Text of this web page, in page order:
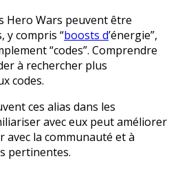
Hero Wars peuvent être
y compris “boosts d’énergie”,
“codes”. Comprendre
à rechercher plus
codes.
ces alias dans les
avec eux peut améliorer
la communauté et à
pertinentes.